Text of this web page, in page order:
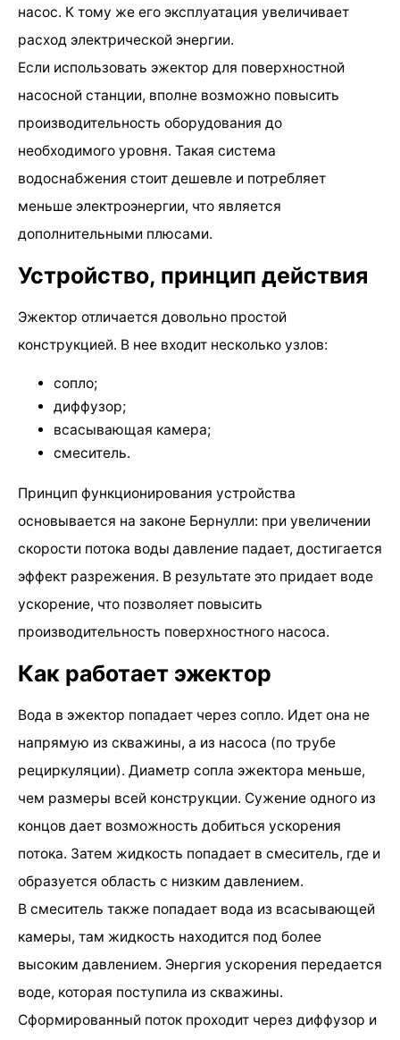
насос. К тому же его эксплуатация увеличивает
расход электрической энергии.
Если использовать эжектор для поверхностной
насосной станции, вполне возможно повысить
производительность оборудования до
необходимого уровня. Такая система
водоснабжения стоит дешевле и потребляет
меньше электроэнергии, что является
дополнительными плюсами.
Устройство, принцип действия
Эжектор отличается довольно простой
конструкцией. В нее входит несколько узлов:
сопло;
диффузор;
всасывающая камера;
смеситель.
Принцип функционирования устройства
основывается на законе Бернулли: при увеличении
скорости потока воды давление падает, достигается
эффект разрежения. В результате это придает воде
ускорение, что позволяет повысить
производительность поверхностного насоса.
Как работает эжектор
Вода в эжектор попадает через сопло. Идет она не
напрямую из скважины, а из насоса (по трубе
рециркуляции). Диаметр сопла эжектора меньше,
чем размеры всей конструкции. Сужение одного из
концов дает возможность добиться ускорения
потока. Затем жидкость попадает в смеситель, где и
образуется область с низким давлением.
В смеситель также попадает вода из всасывающей
камеры, там жидкость находится под более
высоким давлением. Энергия ускорения передается
воде, которая поступила из скважины.
Сформированный поток проходит через диффузор и